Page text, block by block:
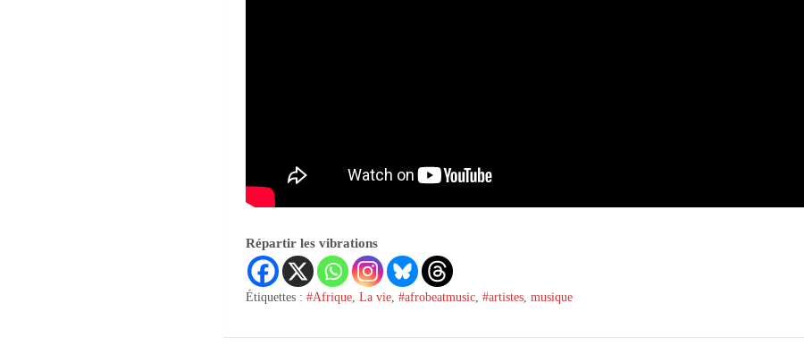
Répartir les vibrations
Étiquettes : #Afrique,La vie,#afrobeatmusic,#artistes,musique